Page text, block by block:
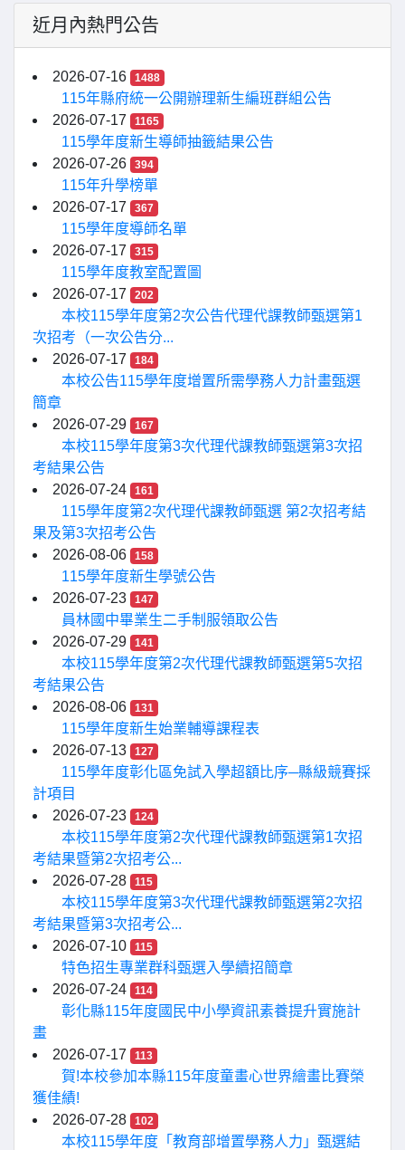
近月內熱門公告
2026-07-16 1488
115年縣府統一公開辦理新生編班群組公告
2026-07-17
1165
115學年度新生導師抽籤結果公告
2026-07-26
394
115年升學榜單
2026-07-17
367
115學年度導師名單
2026-07-17
315
115學年度教室配置圖
2026-07-17
202
本校115學年度第2次公告代理代課教師甄選第1
次招考（一次公告分...
2026-07-17
184
本校公告115學年度增置所需學務人力計畫甄選
簡章
2026-07-29
167
本校115學年度第3次代理代課教師甄選第3次招
考結果公告
2026-07-24
161
115學年度第2次代理代課教師甄選 第2次招考結
果及第3次招考公告
2026-08-06
158
115學年度新生學號公告
2026-07-23
147
員林國中畢業生二手制服領取公告
2026-07-29
141
本校115學年度第2次代理代課教師甄選第5次招
考結果公告
2026-08-06
131
115學年度新生始業輔導課程表
2026-07-13
127
115學年度彰化區免試入學超額比序─縣級競賽採
計項目
2026-07-23
124
本校115學年度第2次代理代課教師甄選第1次招
考結果暨第2次招考公...
2026-07-28
115
本校115學年度第3次代理代課教師甄選第2次招
考結果暨第3次招考公...
2026-07-10
115
特色招生專業群科甄選入學續招簡章
2026-07-24
114
彰化縣115年度國民中小學資訊素養提升實施計
畫
2026-07-17
113
賀!本校參加本縣115年度童畫心世界繪畫比賽榮
獲佳績!
2026-07-28
102
本校115學年度「教育部增置學務人力」甄選結